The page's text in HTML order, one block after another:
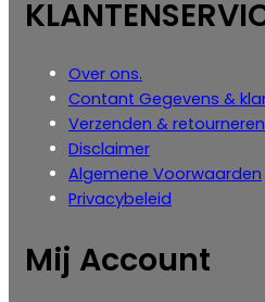
Over ons.
Contant Gegevens &
Verzenden & retourneren
Disclaimer
Algemene Voorwaarden
Privacybeleid
Mij Account